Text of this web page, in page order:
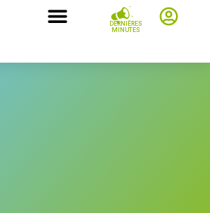
DERNIÈRES
MINUTES